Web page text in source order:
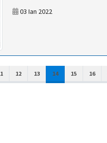
03 Ian 2022
12 13 14(CURRENT)
15 16